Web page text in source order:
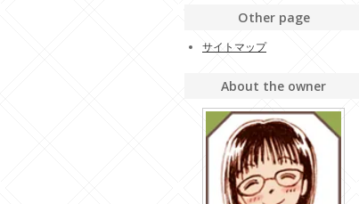
Other page
サイトマップ
About the owner